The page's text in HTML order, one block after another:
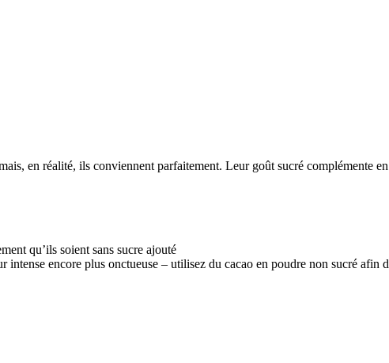
en réalité, ils conviennent parfaitement. Leur goût sucré complémente
qu’ils soient sans sucre ajouté
encore plus onctueuse – utilisez du cacao en poudre non sucré afin